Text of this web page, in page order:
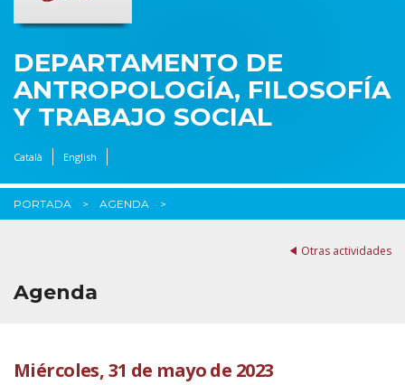
DEPARTAMENTO DE
ANTROPOLOGÍA, FILOSOFÍA
Y TRABAJO SOCIAL
Català English
PORTADA AGENDA
Otras actividades
Agenda
Miércoles, 31 de mayo de 2023